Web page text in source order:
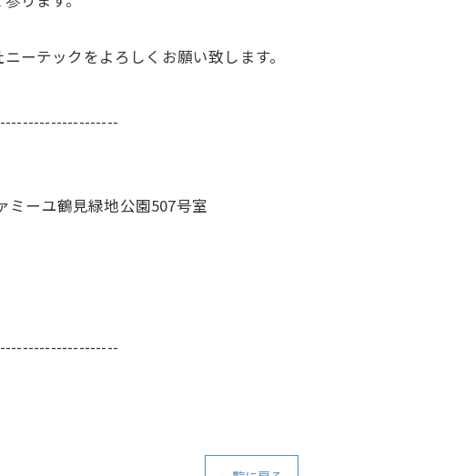
ーテックをよろしくお願い致します。
ミーユ鶴見緑地公園507号室